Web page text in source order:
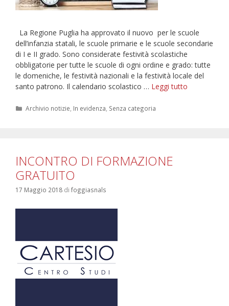
La Regione Puglia ha approvato il nuovo per le scuole
dell’infanzia statali, le scuole primarie e le scuole secondarie
di I e II grado. Sono considerate festività scolastiche
obbligatorie per tutte le scuole di ogni ordine e grado: tutte
le domeniche, le festività nazionali e la festività locale del
santo patrono. Il calendario scolastico … Leggi tutto
Categorie
Archivio notizie In evidenza Senza categoria
INCONTRO DI FORMAZIONE
GRATUITO
17 Maggio 2018 di foggiasnals